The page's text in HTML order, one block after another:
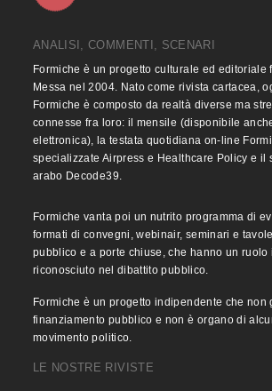
ANALISI, COMMENTI, SCENARI
Formiche è un progetto culturale ed editoriale
Messa nel 2004. Nato come rivista cartacea,
Formiche è composto da realtà diverse ma
connesse fra loro: il mensile (disponibile
elettronica), la testata quotidiana on-line
specializzate Airpress e Healthcare Policy e il
arabo Decode39.
Formiche vanta poi un nutrito programma di
formati di convegni, webinair, seminari e
pubblico e a porte chiuse, che hanno un ruolo
riconosciuto nel dibattito pubblico.
Formiche è un progetto indipendente che non
finanziamento pubblico e non è organo di
movimento politico.
LE NOSTRE RIVISTE